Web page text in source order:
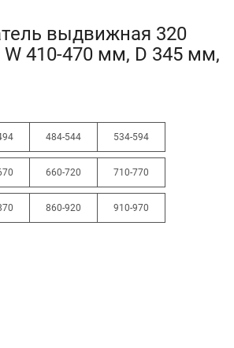
выдвижная 320
410-470 мм, D 345 мм,
484-544 534-594
660-720 710-770
860-920 910-970